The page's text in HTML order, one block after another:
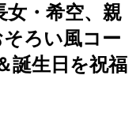
女・希空、親
ろい風コー
誕生日を祝福